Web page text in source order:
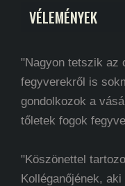
VÉLEMÉNYEK
"Nagyon tetszik az
fegyverekről is
gondolkozok a
tőletek fogok
"Köszönettel
Kolléganőjének,